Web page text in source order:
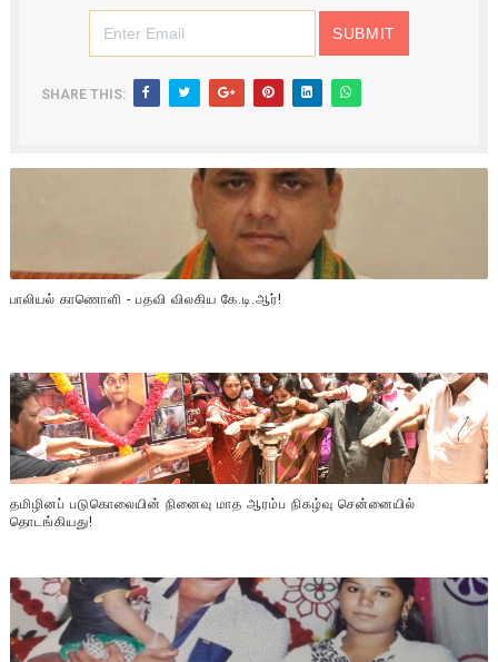
SHARE THIS:
பாலியல் காணொளி - பதவி விலகிய கே.டி.ஆர்!
தமிழினப் படுகொலையின் நினைவு மாத ஆரம்ப நிகழ்வு சென்னையில்
தொடங்கியது!